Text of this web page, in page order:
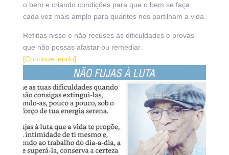
o bem e criando condições para que o bem se faça
cada vez mais amplo para quantos nos partilham a vida.
Reflitas nisso e não recuses as dificuldades e provas
que não possas afastar ou remediar.
[Continue lendo]